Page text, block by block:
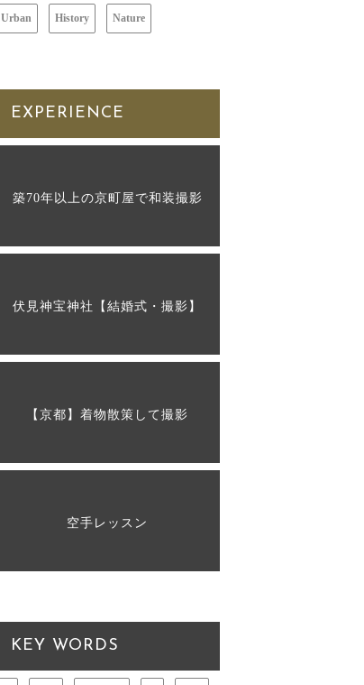
Urban History Nature
EXPERIENCE
築70年以上の京町屋で和装撮影
伏見神宝神社【結婚式・撮影】
【京都】着物散策して撮影
空手レッスン
KEY WORDS